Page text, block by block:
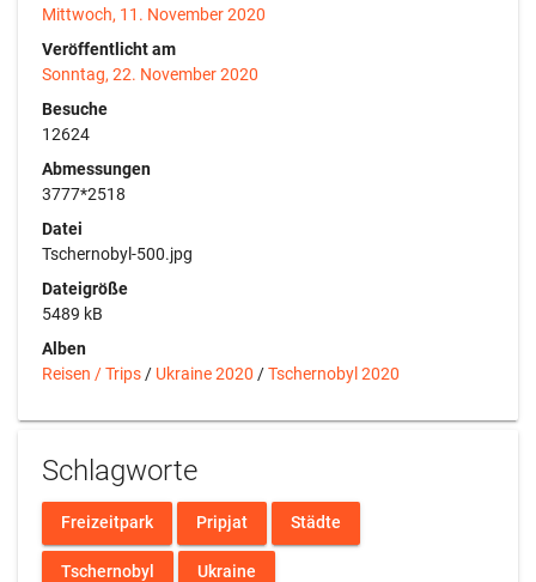
Mittwoch, 11. November 2020
Veröffentlicht am
Sonntag, 22. November 2020
Besuche
12624
Abmessungen
3777*2518
Datei
Tschernobyl-500.jpg
Dateigröße
5489 kB
Alben
Reisen / Trips / Ukraine 2020 /Tschernobyl 2020
Schlagworte
Freizeitpark Pripjat Städte
Tschernobyl Ukraine